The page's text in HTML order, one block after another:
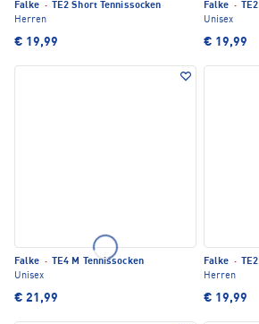
Falke ·
TE2 Short Tennissocken
Herren
€ 19,99
Falke ·
Unisex
€ 19,99
Falke ·
TE4 M Tennissocken
Unisex
€ 21,99
Falke ·
Herren
€ 19,99